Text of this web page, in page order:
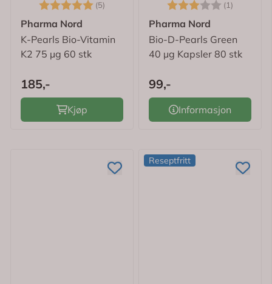
Karakter: (5)
5.0 av 5 mulige
Pharma Nord
K-Pearls Bio-Vitamin
K2 75 µg 60 stk
185,-
Kjøp
Karakter: (1)
Pharma Nord
Bio-D-Pearls Green
40 µg Kapsler 80 stk
99,-
Informasjon
Reseptfritt